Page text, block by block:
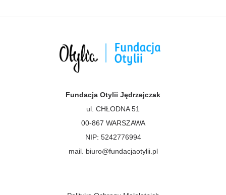
Fundacja Otylii Jędrzejczak
ul. CHŁODNA 51
00-867 WARSZAWA
NIP: 5242776994
mail. biuro@fundacjaotylii.pl